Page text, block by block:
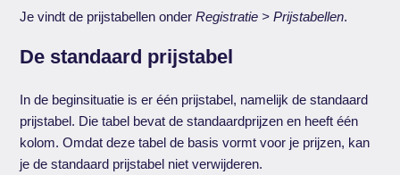
Je vindt de prijstabellen onderRegistratie > Prijstabellen.
De standaard prijstabel
In de beginsituatie is er één prijstabel, namelijk de standaard
prijstabel. Die tabel bevat de standaardprijzen en heeft één
kolom. Omdat deze tabel de basis vormt voor je prijzen, kan
je de standaard prijstabel niet verwijderen.